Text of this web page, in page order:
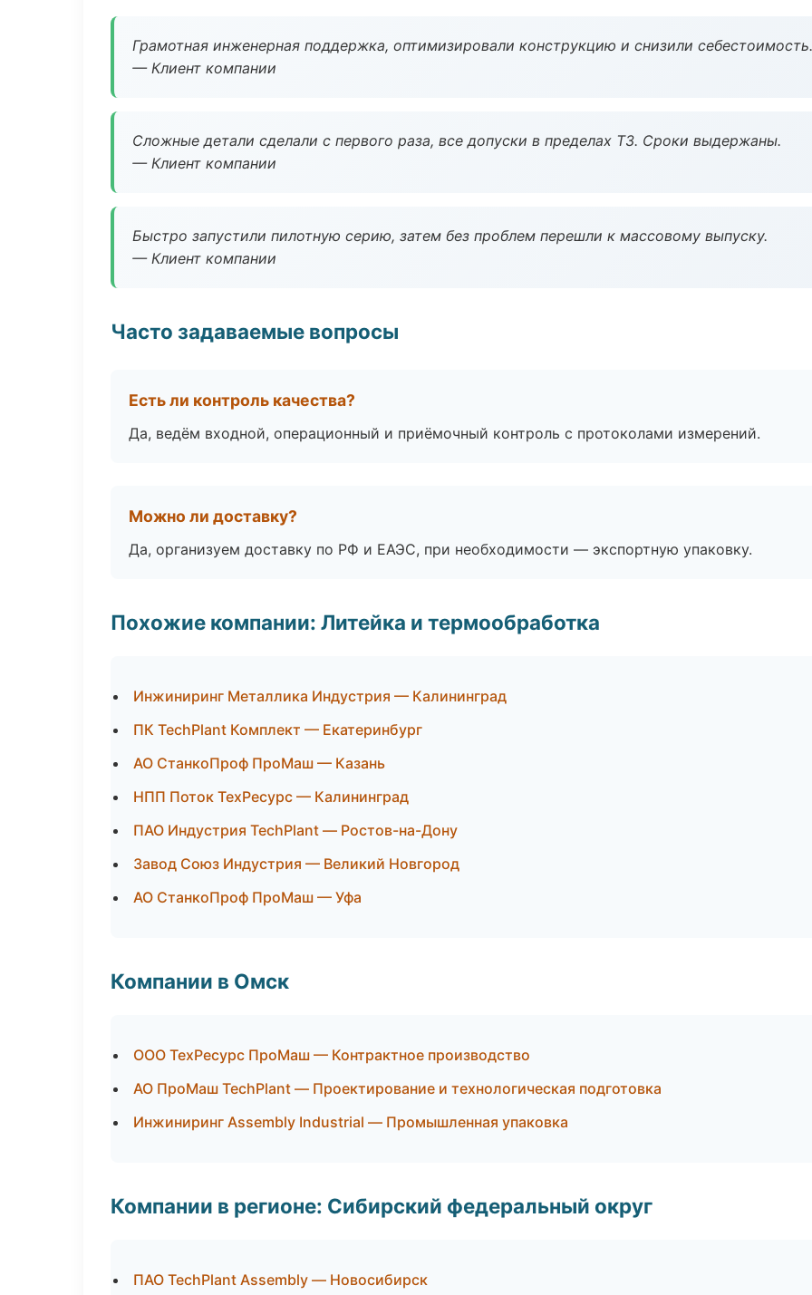
Грамотная инженерная поддержка, оптимизировали конструкцию и снизили себестоимость.
— Клиент компании
Сложные детали сделали с первого раза, все допуски в пределах ТЗ. Сроки выдержаны.
— Клиент компании
Быстро запустили пилотную серию, затем без проблем перешли к массовому выпуску.
— Клиент компании
Часто задаваемые вопросы
Есть ли контроль качества?
Да, ведём входной, операционный и приёмочный контроль с протоколами измерений.
Можно ли доставку?
Да, организуем доставку по РФ и ЕАЭС, при необходимости — экспортную упаковку.
Похожие компании: Литейка и термообработка
Инжиниринг Металлика Индустрия — Калининград
ПК TechPlant Комплект — Екатеринбург
АО СтанкоПроф ПроМаш — Казань
НПП Поток ТехРесурс — Калининград
ПАО Индустрия TechPlant — Ростов-на-Дону
Завод Союз Индустрия — Великий Новгород
АО СтанкоПроф ПроМаш — Уфа
Компании в Омск
ООО ТехРесурс ПроМаш — Контрактное производство
АО ПроМаш TechPlant — Проектирование и технологическая подготовка
Инжиниринг Assembly Industrial — Промышленная упаковка
Компании в регионе: Сибирский федеральный округ
ПАО TechPlant Assembly — Новосибирск